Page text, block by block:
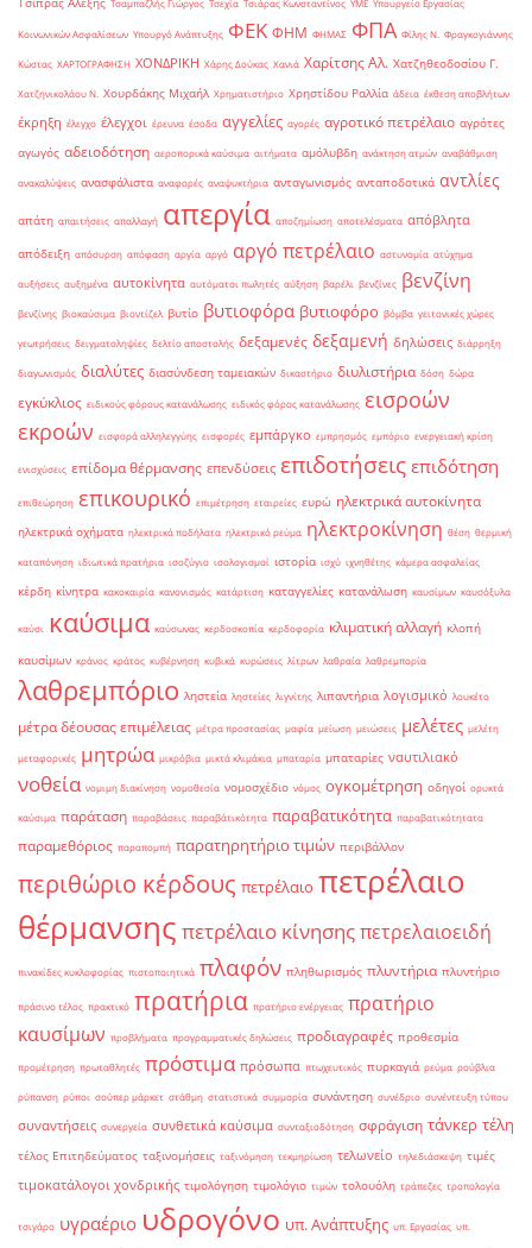
Τσαμπαζλής Γιώργος Τσεχία Τσιάρας Κωνσταντίνος ΥΜΕ Υπουργείο Εργασίας
Κοινωνικών Ασφαλίσεων Υπουργό Ανάπτυξης ΦΕΚ ΦΗΜ ΦΗΜΑΣ ΦΠΑ Φίλης Ν. Φραγκογιάννης
Κώστας ΧΑΡΤΟΓΡΑΦΗΣΗ ΧΟΝΔΡΙΚΗ Χάρης Δούκας Χανιά Χαρίτσης Αλ. Χατζηθεοδοσίου Γ.
Χατζηνικολάου Ν. Χουρδάκης Μιχαήλ Χρηματιστήριο Χρηστίδου Ραλλία άδεια έκθεση αποβλήτων
έκρηξη έλεγχο έλεγχοι έρευνα έσοδα αγγελίες αγορές αγροτικό πετρέλαιο αγρότες
αγωγός αδειοδότηση αεροπορικά καύσιμα αιτήματα αμόλυβδη ανάκτηση ατμών αναβάθμιση
ανακαλύψεις ανασφάλιστα αναφορές αναψυκτήρια ανταγωνισμός ανταποδοτικά αντλίες
απάτη απαιτήσεις απαλλαγή απεργία αποζημίωση αποτελέσματα απόβλητα
απόδειξη απόσυρση απόφαση αργία αργό αργό πετρέλαιο αστυνομία ατύχημα
αυξήσεις αυξημένα αυτοκίνητα αυτόματοι πωλητές αύξηση βαρέλι βενζίνες βενζίνη
βενζίνης βιοκαύσιμα βιοντίζελ βυτίο βυτιοφόρα βυτιοφόρο βόμβα γειτονικές χώρες
γεωτρήσεις δειγματοληψίες δελτίο αποστολής δεξαμενές δεξαμενή δηλώσεις διάρρηξη
διαγωνισμός διαλύτες διασύνδεση ταμειακών δικαστήριο διυλιστήρια δόση δώρα
εγκύκλιος ειδικούς φόρους κατανάλωσης ειδικός φόρος κατανάλωσης εισροών
εκροών εισφορά αλληλεγγύης εισφορές εμπάργκο εμπρησμός εμπόριο ενεργειακή κρίση
ενισχύσεις επίδομα θέρμανσης επενδύσεις επιδοτήσεις επιδότηση
επιθεώρηση επικουρικό επιμέτρηση εταιρείες ευρώ ηλεκτρικά αυτοκίνητα
ηλεκτρικά οχήματα ηλεκτρικά ποδήλατα ηλεκτρικό ρεύμα ηλεκτροκίνηση θέση θερμική
καταπόνηση ιδιωτικά πρατήρια ισοζύγιο ισολογισμοί ιστορία ισχύ ιχνηθέτης κάμερα ασφαλείας
κέρδη κίνητρα κακοκαιρία κανονισμός κατάρτιση καταγγελίες κατανάλωση καυσίμων καυσόξυλα
καύσι καύσιμα καύσωνας κερδοσκοπία κερδοφορία κλιματική αλλαγή κλοπή
καυσίμων κράνος κράτος κυβέρνηση κυβικά κυρώσεις λίτρων λαθραία λαθρεμπορία
λαθρεμπόριο ληστεία ληστείες λιγνίτης λιπαντήρια λογισμικό λουκέτο
μέτρα δέουσας επιμέλειας μέτρα προστασίας μαφία μείωση μειώσεις μελέτες μελέτη
μεταφορικές μητρώα μικρόβια μικτά κλιμάκια μπαταρία μπαταρίες ναυτιλιακό
νοθεία νομιμη διακίνηση νομοθεσία νομοσχέδιο νόμος ογκομέτρηση οδηγοί ορυκτά
καύσιμα παράταση παραβάσεις παραβάτικότητα παραβατικότητα παραβατικότητατα
παραμεθόριος παραπομπή παρατηρητήριο τιμών περιβάλλον
περιθώριο κέρδους πετρέλαιο πετρέλαιο
θέρμανσης πετρέλαιο κίνησηςπετρελαιοειδή
πινακίδες κυκλοφορίας πιστοποιητικά πλαφόν πληθωρισμός πλυντήρια πλυντήριο
πράσινο τέλος πρακτικό πρατήρια πρατήριο ενέργειας πρατήριο
καυσίμων προβλήματα προγραμματικές δηλώσεις προδιαγραφές προθεσμία
προμέτρηση πρωταθλητές πρόστιμα πρόσωπα πτωχευτικός πυρκαγιά ρεύμα ρούβλια
ρύπανση ρύποι σούπερ μάρκετ στάθμη στατιστικά συμμορία συνάντηση συνέδριο συνέντευξη τύπου
συναντήσεις συνεργεία συνθετικά καύσιμα συνταξιοδότηση σφράγιση τάνκερ τέλη
τέλος Επιτηδεύματος ταξινομήσεις ταξινόμηση τεκμηρίωση τελωνείο τηλεδιάσκεψη τιμές
τιμοκατάλογοι χονδρικής τιμολόγηση τιμολόγιο τιμών τολουόλη τράπεζες τροπολογία
τσιγάρο υγραέριο υδρογόνο υπ. Ανάπτυξης υπ. Εργασίας υπ.